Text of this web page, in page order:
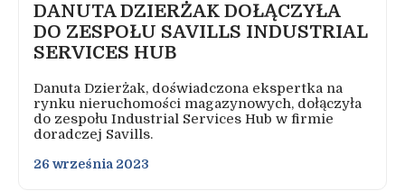
DANUTA DZIERŻAK DOŁĄCZYŁA
DO ZESPOŁU SAVILLS INDUSTRIAL
SERVICES HUB
Danuta Dzierżak, doświadczona ekspertka na
rynku nieruchomości magazynowych, dołączyła
do zespołu Industrial Services Hub w firmie
doradczej Savills.
26 września 2023